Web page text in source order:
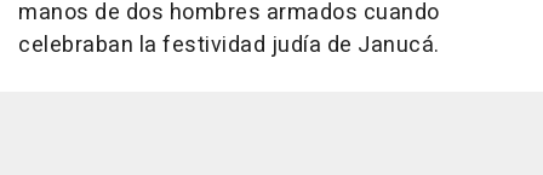
manos de dos hombres armados cuando
celebraban la festividad judía de Janucá.